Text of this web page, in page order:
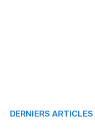
DERNIERS ARTICLES